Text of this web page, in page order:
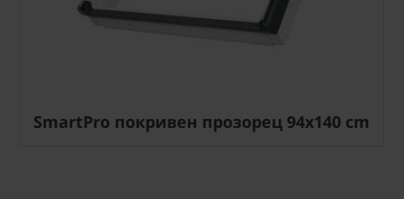
SmartPro покривен прозорец 94x140 cm